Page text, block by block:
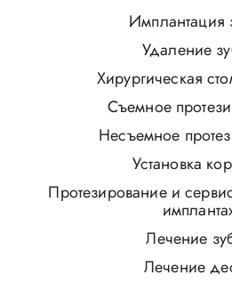
Имплантация
Удаление
Хирургическая
Съемное
Несъемное
Установка
Протезирование и
Лечение
Лечение